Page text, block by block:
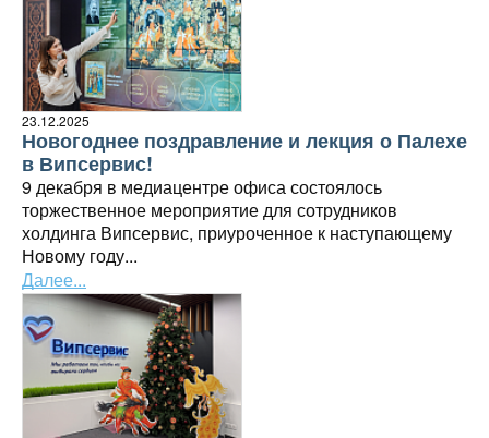
Новогоднее поздравление и лекция о Палехе
в Випсервис!
9 декабря в медиацентре офиса состоялось
торжественное мероприятие для сотрудников
холдинга Випсервис, приуроченное к наступающему
Новому году...
23.12.2025
Далее...